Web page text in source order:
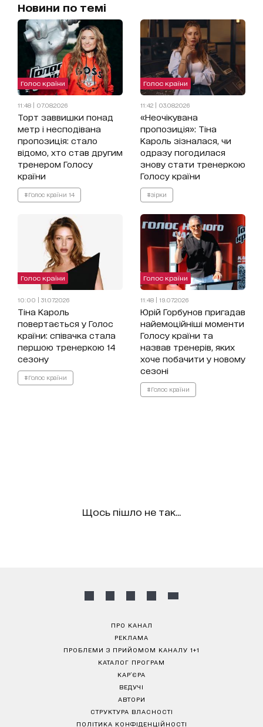
Новини по темі
Голос країни
11:48 | 07.08.2026
Торт заввишки понад
метр і несподівана
пропозиція: стало
відомо, хто став другим
тренером Голосу
країни
#Голос країни 14
Голос країни
11:42 | 03.08.2026
«Неочікувана
пропозиція»: Тіна
Кароль зізналася, чи
одразу погодилася
знову стати тренеркою
Голосу країни
#зірки
Голос країни
10:00 | 31.07.2026
Тіна Кароль
повертається у Голос
країни: співачка стала
першою тренеркою 14
сезону
#Голос країни
Голос країни
11:48 | 19.07.2026
Юрій Горбунов пригадав
найемоційніші моменти
Голосу країни та
назвав тренерів, яких
хоче побачити у новому
сезоні
#Голос країни
Щось пішло не так...
ПРО КАНАЛ
РЕКЛАМА
ПРОБЛЕМИ З ПРИЙОМОМ КАНАЛУ 1+1
КАТАЛОГ ПРОГРАМ
КАР’ЄРА
ВЕДУЧІ
АВТОРИ
СТРУКТУРА ВЛАСНОСТІ
ПОЛІТИКА КОНФІДЕНЦІЙНОСТІ